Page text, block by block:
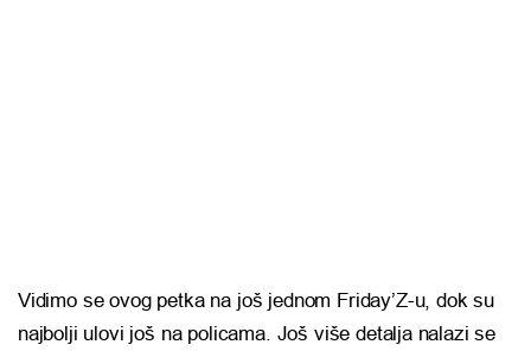
Vidimo se ovog petka na još jednom Friday’Z-u, dok su
najbolji ulovi još na policama. Još više detalja nalazi se